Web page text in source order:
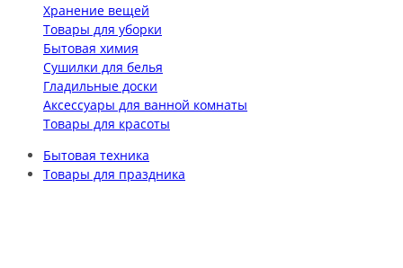
Хранение вещей
Товары для уборки
Бытовая химия
Сушилки для белья
Гладильные доски
Аксессуары для ванной комнаты
Товары для красоты
Бытовая техника
Товары для праздника